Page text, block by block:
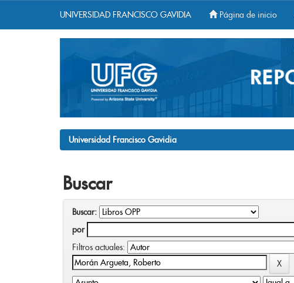
UNIVERSIDAD FRANCISCO GAVIDIA Página de inicio
Universidad Francisco Gavidia
Buscar
Buscar:
por
Filtros actuales: